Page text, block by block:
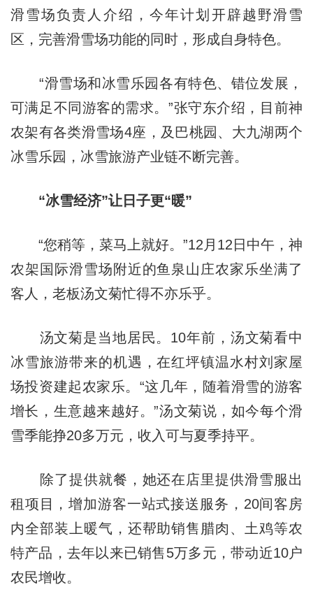
滑雪场负责人介绍，今年计划开辟越野滑雪
区，完善滑雪场功能的同时，形成自身特色。
“滑雪场和冰雪乐园各有特色、错位发展，
可满足不同游客的需求。”张守东介绍，目前神
农架有各类滑雪场4座，及巴桃园、大九湖两个
冰雪乐园，冰雪旅游产业链不断完善。
“冰雪经济”让日子更“暖”
“您稍等，菜马上就好。”12月12日中午，神
农架国际滑雪场附近的鱼泉山庄农家乐坐满了
客人，老板汤文菊忙得不亦乐乎。
汤文菊是当地居民。10年前，汤文菊看中
冰雪旅游带来的机遇，在红坪镇温水村刘家屋
场投资建起农家乐。“这几年，随着滑雪的游客
增长，生意越来越好。”汤文菊说，如今每个滑
雪季能挣20多万元，收入可与夏季持平。
除了提供就餐，她还在店里提供滑雪服出
租项目，增加游客一站式接送服务，20间客房
内全部装上暖气，还帮助销售腊肉、土鸡等农
特产品，去年以来已销售5万多元，带动近10户
农民增收。